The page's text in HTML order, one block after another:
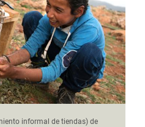
informal de tiendas) de